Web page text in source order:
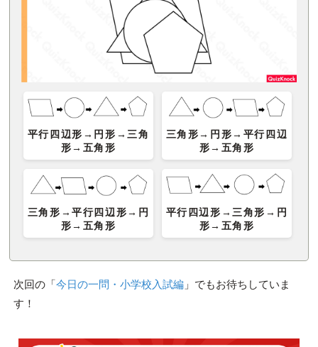
平行四辺形→円形→三角
形→五角形
三角形→円形→平行四辺
形→五角形
三角形→平行四辺形→円
形→五角形
平行四辺形→三角形→円
形→五角形
次回の「今日の一問・小学校入試編」でもお待ちしていま
す！